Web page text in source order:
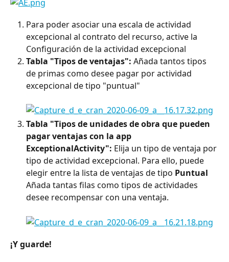
Para poder asociar una escala de actividad
excepcional al contrato del recurso, active la
Configuración de la actividad excepcional
Tabla "Tipos de ventajas": Añada tantos tipos
de primas como desee pagar por actividad
excepcional de tipo "puntual"
Tabla "Tipos de unidades de obra que pueden
pagar ventajas con la app
ExceptionalActivity": Elija un tipo de ventaja por
tipo de actividad excepcional. Para ello, puede
elegir entre la lista de ventajas de tipo Puntual
Añada tantas filas como tipos de actividades
desee recompensar con una ventaja.
¡Y guarde!